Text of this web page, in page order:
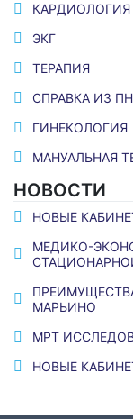
КАРДИОЛОГИЯ
ЭКГ
ТЕРАПИЯ
СПРАВКА ИЗ
ГИНЕКОЛОГИЯ
МАНУАЛЬНАЯ
НОВОСТИ
НОВЫЕ
МЕДИКО-
МАРЬИНО
МРТ
НОВЫЕ